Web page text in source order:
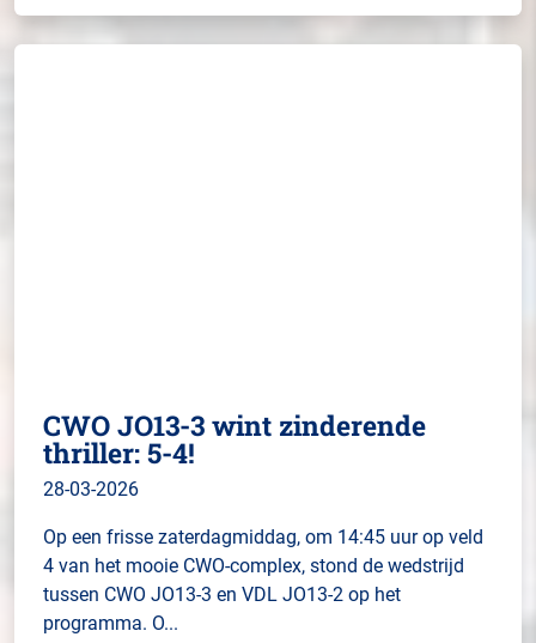
CWO JO13-3 wint zinderende
thriller: 5-4!
28-03-2026
Op een frisse zaterdagmiddag, om 14:45 uur op veld
4 van het mooie CWO-complex, stond de wedstrijd
tussen CWO JO13-3 en VDL JO13-2 op het
programma. O...